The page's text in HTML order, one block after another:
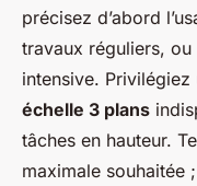
précisez d’abord
travaux réguliers,
intensive.
échelle 3 plans
tâches en hauteur.
maximale souhaitée